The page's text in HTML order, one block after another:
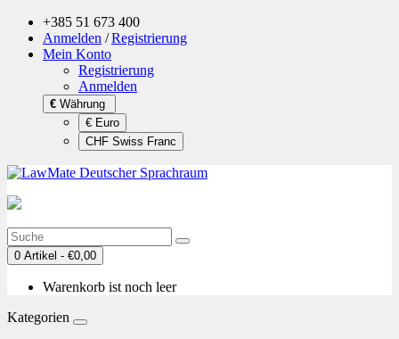
+385 51 673 400
Anmelden /Registrierung
Mein Konto
Registrierung
Anmelden
€ Währung
€ Euro
CHF Swiss Franc
0 Artikel - €0,00
Warenkorb ist noch leer
Kategorien